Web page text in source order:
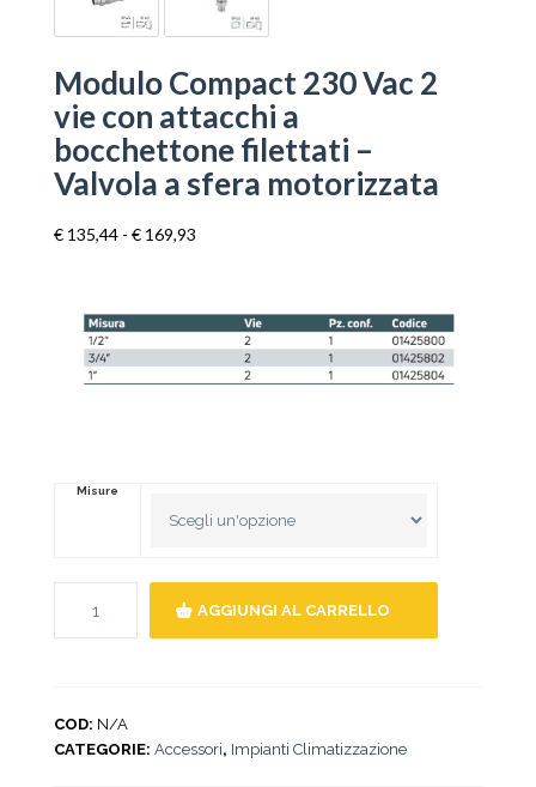
Modulo Compact 230 Vac 2
vie con attacchi a
bocchettone filettati –
Valvola a sfera motorizzata
€ 135,44 - € 169,93
€ 135,44
a
€ 169,93
Misure
AGGIUNGI AL CARRELLO
COD: N/A
CATEGORIE: Accessori, Impianti Climatizzazione